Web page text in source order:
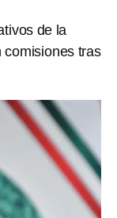
de la
comisiones tras